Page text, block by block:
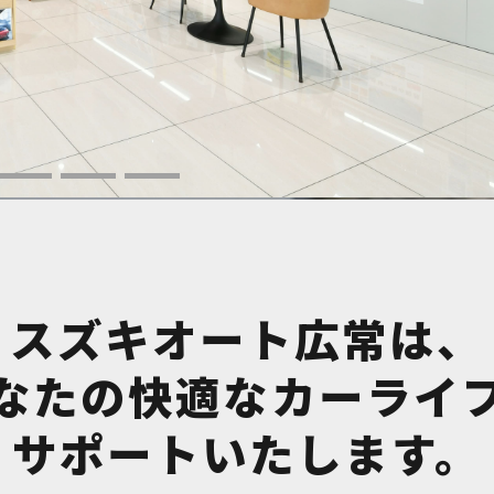
スズキオート広常は、
たの快適なカーライ
サポートいたします。